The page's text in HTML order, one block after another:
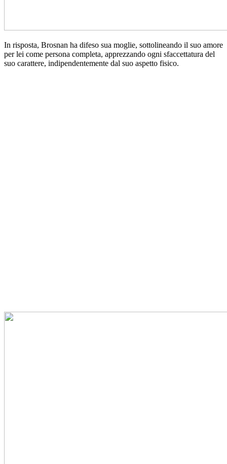
In risposta, Brosnan ha difeso sua moglie, sottolineando il suo amore
per lei come persona completa, apprezzando ogni sfaccettatura del
suo carattere, indipendentemente dal suo aspetto fisico.